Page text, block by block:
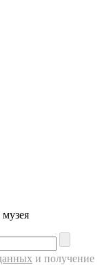
и получение